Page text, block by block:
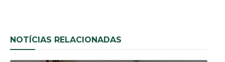
NOTÍCIAS RELACIONADAS